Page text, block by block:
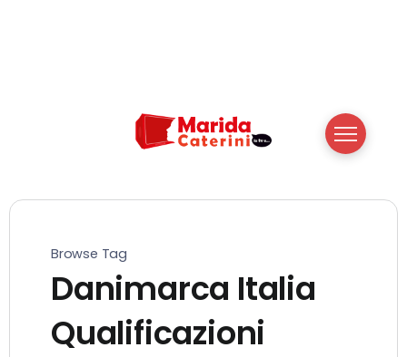
Browse Tag
Danimarca Italia
Qualificazioni